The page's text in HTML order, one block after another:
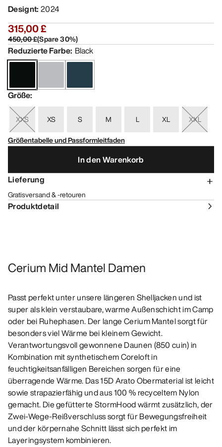
Designt: 2024
315,00 £
450,00 £(Spare30%)
Reduzierte Farbe: Black
Größe:
XXS XS S M L XL
XXL
Größentabelle und Passformleitfaden
In den Warenkorb
Lieferung
Gratisversand & -retouren
Produktdetail
Cerium Mid Mantel Damen
Passt perfekt unter unsere längeren Shelljacken und ist
super als klein verstaubare, warme Außenschicht im Camp
oder bei Ruhephasen. Der lange Cerium Mantel sorgt für
besonders viel Wärme bei kleinem Gewicht.
Verantwortungsvoll gewonnene Daunen (850 cuin) in
Kombination mit synthetischem Coreloft in
feuchtigkeitsanfälligen Bereichen sorgen für eine
überragende Wärme. Das 15D Arato Obermaterial ist leicht
sowie strapazierfähig und aus 100 % recyceltem Nylon
gemacht. Die gefütterte StormHood wärmt zusätzlich, der
Zwei-Wege-Reißverschluss sorgt für Bewegungsfreiheit
und der körpernahe Schnitt lässt sich perfekt im
Layeringsystem kombinieren.